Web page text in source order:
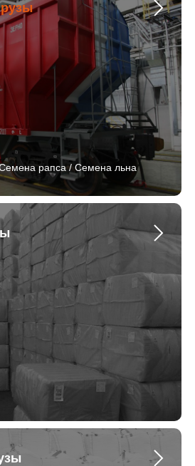
рапса / Семена льна